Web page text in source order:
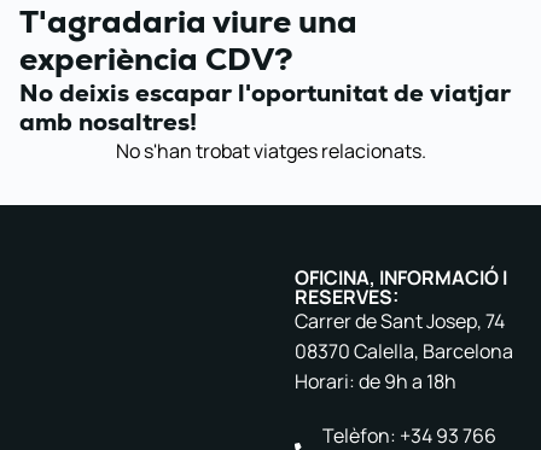
T'agradaria viure una
experiència CDV?
No deixis escapar l'oportunitat de viatjar
amb nosaltres!
No s'han trobat viatges relacionats.
OFICINA, INFORMACIÓ I
RESERVES:
Carrer de Sant Josep, 74
08370 Calella, Barcelona
Horari: de 9h a 18h
Telèfon: +34 93 766